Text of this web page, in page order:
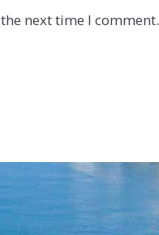
next time I comment.